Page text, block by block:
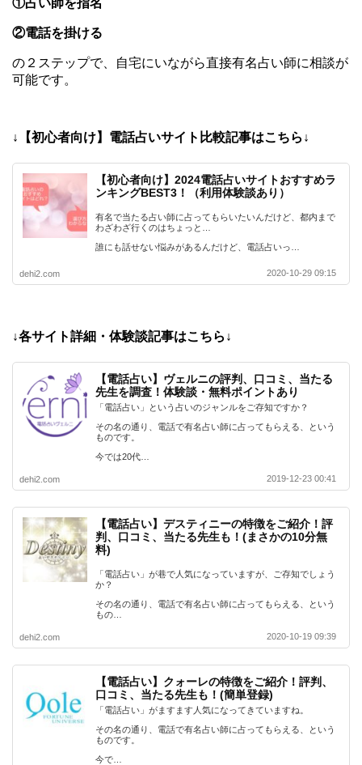
②電話を掛ける
の２ステップで、自宅にいながら直接有名占い師に相談が
可能です。
↓【初心者向け】電話占いサイト比較記事はこちら↓
【初心者向け】2024電話占いサイトおすすめラ
ンキングBEST3！（利用体験談あり）
有名で当たる占い師に占ってもらいたいんだけど、都内まで
わざわざ行くのはちょっと…
誰にも話せない悩みがあるんだけど、電話占いっ…
dehi2.com 2020-10-29 09:15
↓各サイト詳細・体験談記事はこちら↓
【電話占い】ヴェルニの評判、口コミ、当たる
先生を調査！体験談・無料ポイントあり
「電話占い」という占いのジャンルをご存知ですか？
その名の通り、電話で有名占い師に占ってもらえる、という
ものです。
今では20代…
dehi2.com 2019-12-23 00:41
【電話占い】デスティニーの特徴をご紹介！評
判、口コミ、当たる先生も！(まさかの10分無
料)
「電話占い」が巷で人気になっていますが、ご存知でしょう
か？
その名の通り、電話で有名占い師に占ってもらえる、という
もの…
dehi2.com 2020-10-19 09:39
【電話占い】クォーレの特徴をご紹介！評判、
口コミ、当たる先生も！(簡単登録)
「電話占い」がますます人気になってきていますね。
その名の通り、電話で有名占い師に占ってもらえる、という
ものです。
今で…